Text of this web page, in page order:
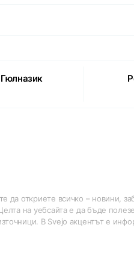
откриете всичко – новини,
на уебсайта е да бъде
В Svejo акцентът е